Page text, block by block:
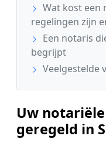
Wat kost een
regelingen zijn
Een notaris
begrijpt
Veelgestelde
Uw
geregeld in